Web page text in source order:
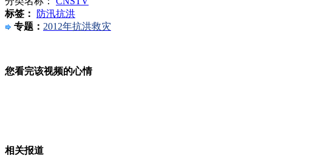
汽修厂招揽生意 私改路标引车逆行
80后新婚夫妻报纸做婚纱称有情调
标签：
防汛抗洪
专题： 2012年抗洪救灾
您看完该视频的心情
相关报道